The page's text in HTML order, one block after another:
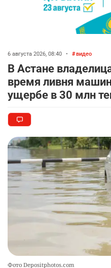
2414 0 16
2328 1
9
🐏 Скота больше, а
Казахстане
баранину и конину
10
амнистии
2394 3 20
6 августа 2026, 08:40 • видео
В Астане
время ливня
ущербе в 30 млн
Фото Depositphotos.com